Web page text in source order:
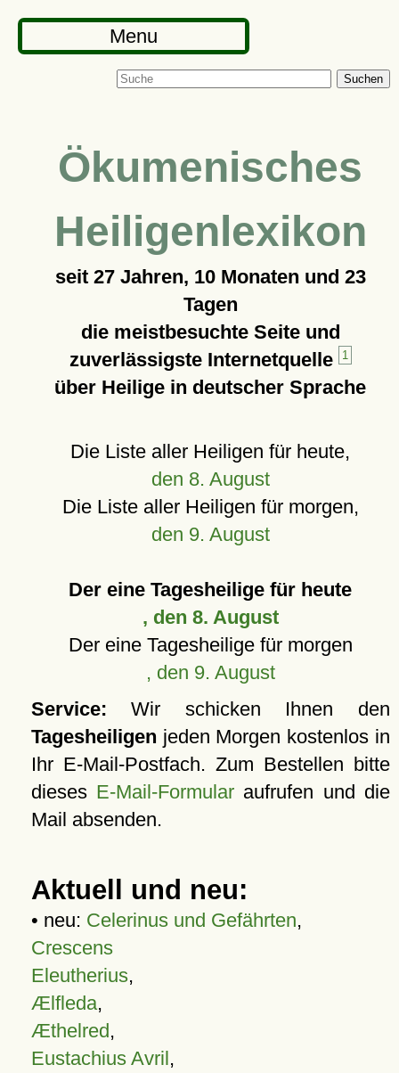
Menu
Suchen
Ökumenisches
Heiligenlexikon
seit 27 Jahren, 10 Monaten und 23
Tagen
die meistbesuchte Seite und
zuverlässigste Internetquelle
1
über Heilige in deutscher Sprache
Die Liste aller Heiligen für heute,
den 8. August
Die Liste aller Heiligen für morgen,
den 9. August
Der eine Tagesheilige für heute
, den 8. August
Der eine Tagesheilige für morgen
, den 9. August
Service: Wir schicken Ihnen den
Tagesheiligen jeden Morgen kostenlos in
Ihr E-Mail-Postfach. Zum Bestellen bitte
dieses E-Mail-Formular aufrufen und die
Mail absenden.
Aktuell und neu:
• neu: Celerinus und Gefährten,
Crescens
Eleutherius,
Ælfleda,
Æthelred,
Eustachius Avril,